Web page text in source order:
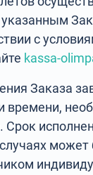
с
kassa-
Заказа
времени,
Срок
может